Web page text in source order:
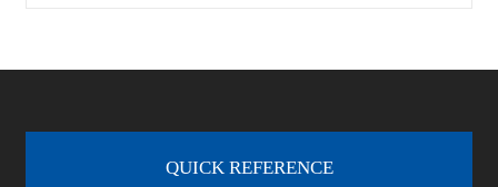
QUICK REFERENCE